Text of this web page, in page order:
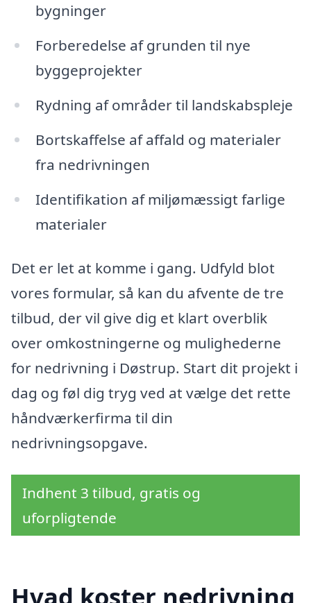
bygninger
Forberedelse af grunden til nye
byggeprojekter
Rydning af områder til landskabspleje
Bortskaffelse af affald og materialer
fra nedrivningen
Identifikation af miljømæssigt farlige
materialer
Det er let at komme i gang. Udfyld blot
vores formular, så kan du afvente de tre
tilbud, der vil give dig et klart overblik
over omkostningerne og mulighederne
for nedrivning i Døstrup. Start dit projekt i
dag og føl dig tryg ved at vælge det rette
håndværkerfirma til din
nedrivningsopgave.
Indhent 3 tilbud, gratis og
uforpligtende
Hvad koster nedrivning